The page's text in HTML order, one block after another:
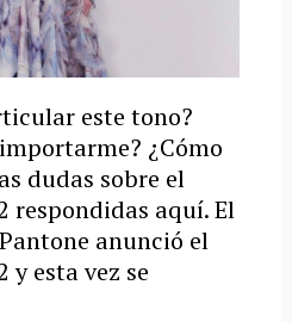
este tono?
¿Cómo
dudas sobre el
respondidas aquí. El
anunció el
y esta vez se